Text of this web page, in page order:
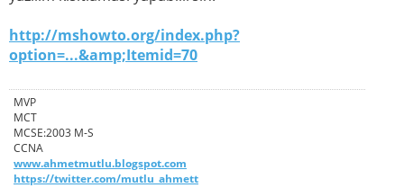
http://mshowto.org/index.php?
option=...&amp;Itemid=70
MVP
MCT
MCSE:2003 M-S
CCNA
www.ahmetmutlu.blogspot.com
https://twitter.com/mutlu_ahmett